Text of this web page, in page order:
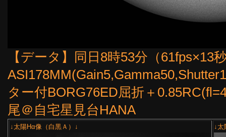
【データ】同日8時53分（61fps×13
ター付BORG76ED屈折＋
尾＠自宅星見台HANA
↓太陽Hα像（白黒Ａ）↓ ↓太